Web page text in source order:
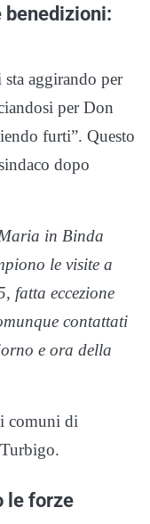
benedizioni:
sta aggirando per
per Don
furti”. Questo
dopo
in Binda
le visite a
fatta eccezione
contattati
e ora della
comuni di
le forze